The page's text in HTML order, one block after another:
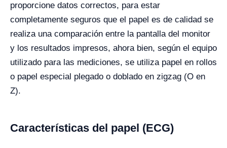
proporcione datos correctos, para estar
completamente seguros que el papel es de calidad se
realiza una comparación entre la pantalla del monitor
y los resultados impresos, ahora bien, según el equipo
utilizado para las mediciones, se utiliza papel en rollos
o papel especial plegado o doblado en zigzag (O en
Z).
Características del papel (ECG)